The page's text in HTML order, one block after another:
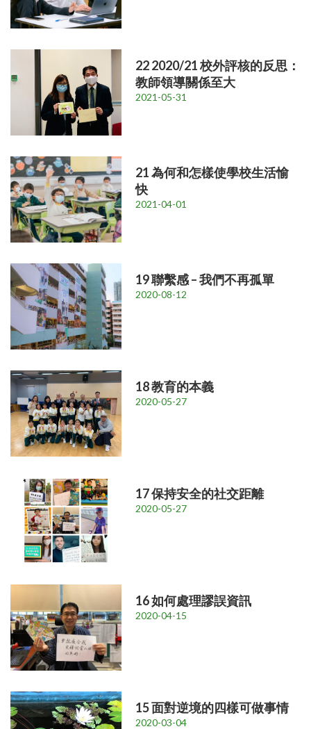
22 2020/21 校外評核的反思：
教師領導關係至大
2021-05-31
21 為何和怎樣使學校生活愉
快
2021-04-01
19 聯繫感 – 我們不再孤單
2020-08-12
18 教育的本義
2020-05-27
17 保持安全的社交距離
2020-05-27
16 如何處理謬誤資訊
2020-04-15
15 面對逆境的四樣可做事情
2020-03-04